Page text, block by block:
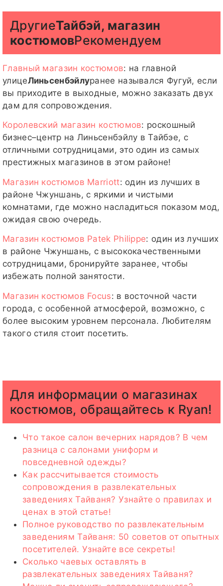
ДругиеТайбэй, магазин
костюмовРекомендуем
Главный магазин костюмов: на главной
улицеЛиньсенбэйлуранее назывался Фугуй, если
вы приходите в выходные, можно заказать двух
дам для сопровождения.
Королевский магазин костюмов: роскошный
бизнес–центр на Линьсенбэйлу в Тайбэе, с
отличными сотрудницами, это один из самых
престижных магазинов в этом районе!
Магазин костюмов Marriott: один из лучших в
районе Чжуншань, с яркими и чистыми
комнатами, где можно насладиться показом мод,
ожидая свою очередь.
Магазин костюмов Patek Philippe: один из лучших
в районе Чжуншань, с высококачественными
сотрудницами, бронируйте заранее, чтобы
избежать полной занятости.
Магазин костюмов Focus: в восточной части
города, с особенной атмосферой, возможно, с
более высоким уровнем персонала. Любителям
такого стиля стоит посетить.
Для информации о магазинах
костюмов, обращайтесь к Ryan!
Что такое салон вечерних нарядов? В чем
разница с салонами униформ и
повседневной одежды?
Как рассчитывается стоимость
сопровождения в развлекательных
заведениях Тайваня? Узнайте о правилах и
ценах в этой статье!
Полное руководство по развлекательным
заведениям Тайваня: 50 советов от опытных
посетителей. Узнайте все секреты!
Сколько чаевых оставлять в
развлекательных заведениях Тайваня?